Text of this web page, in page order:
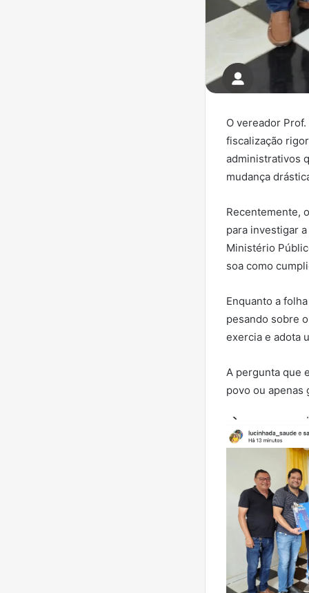
O vereador
fiscalização
administrativos
mudança
Recentemente,
para investigar
Ministério
soa como
Enquanto a
pesando sobre
exercia e adota
A pergunta que
povo ou